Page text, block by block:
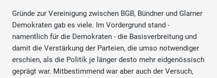
Gründe zur Vereinigung zwischen BGB, Bündner und Glarner
Demokraten gab es viele. Im Vordergrund stand -
namentlich für die Demokraten - die Basisverbreitung und
damit die Verstärkung der Parteien, die umso notwendiger
erschien, als die Politik je länger desto mehr eidgenössisch
geprägt war. Mitbestimmend war aber auch der Versuch,